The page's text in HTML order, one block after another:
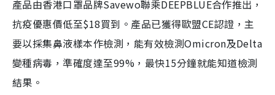
產品由香港口罩品牌Savewo聯乘DEEPBLUE合作推出，
抗疫優惠價低至$18買到。產品已獲得歐盟CE認證，主
要以採集鼻液樣本作檢測，能有效檢測Omicron及Delta
變種病毒，準確度達至99%，最快15分鐘就能知道檢測
結果。